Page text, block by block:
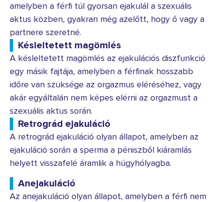
amelyben a férfi túl gyorsan ejakulál a szexuális
aktus közben, gyakran még azelőtt, hogy ő vagy a
partnere szeretné.
Késleltetett magömlés
A késleltetett magömlés az ejakulációs diszfunkció
egy másik fajtája, amelyben a férfinak hosszabb
időre van szüksége az orgazmus eléréséhez, vagy
akár egyáltalán nem képes elérni az orgazmust a
szexuális aktus során.
Retrográd ejakuláció
A retrográd ejakuláció olyan állapot, amelyben az
ejakuláció során a sperma a péniszből kiáramlás
helyett visszafelé áramlik a húgyhólyagba.
Anejakuláció
Az anejakuláció olyan állapot, amelyben a férfi nem